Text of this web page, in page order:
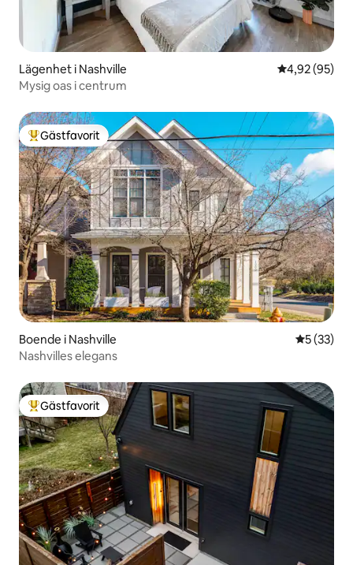
Lägenhet i Nashville 4,92 av 5 i
4,92 (95)
Mysig oas i centrum
Populär gästfavorit
Gästfavorit
Boende i Nashville 5 av 5 i
5 (33)
Nashvilles elegans
Populär gästfavorit
Gästfavorit